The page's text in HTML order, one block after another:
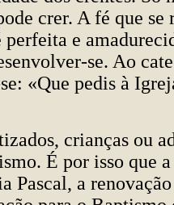
crer. A fé que se
e
se. Ao
«Que pedis à
crianças ou
É por isso que
Pascal, a renovação